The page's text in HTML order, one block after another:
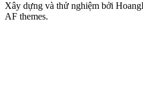
Xây dựng và thử nghiệm bởi
AF themes.